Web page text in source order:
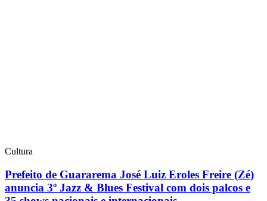
Cultura
Prefeito de Guararema José Luiz Eroles Freire (Zé)
anuncia 3º Jazz & Blues Festival com dois palcos e